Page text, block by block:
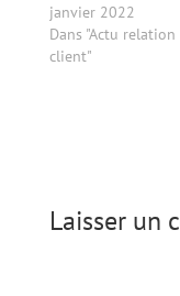
janvier 2022
Dans "Actu relation
client"
Laisser un